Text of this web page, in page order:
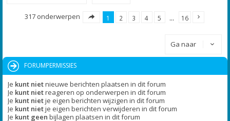
317 onderwerpen 1 2 3 4 5 … 16
Ga naar
FORUMPERMISSIES
Je kunt nietnieuwe berichten plaatsen in dit forum
Je kunt nietreageren op onderwerpen in dit forum
Je kunt nietje eigen berichten wijzigen in dit forum
Je kunt nietje eigen berichten verwijderen in dit forum
Je kunt geen bijlagen plaatsen in dit forum